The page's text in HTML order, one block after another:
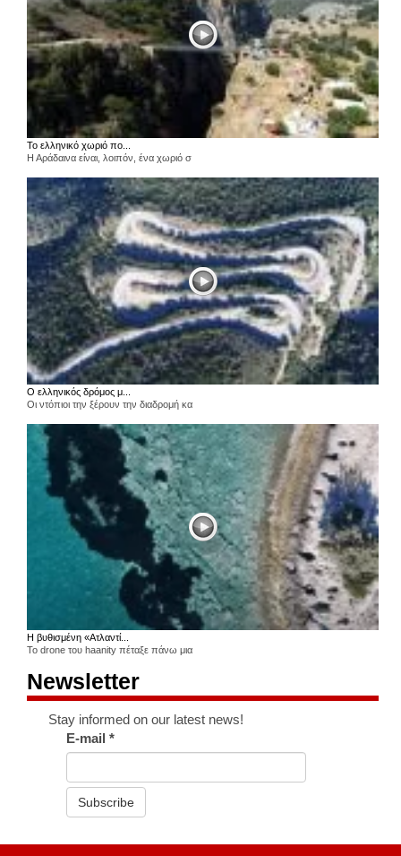
Το ελληνικό χωριό πο...
Η Αράδαινα είναι, λοιπόν, ένα χωριό σ
Ο ελληνικός δρόμος μ...
Οι ντόπιοι την ξέρουν την διαδρομή κα
Η βυθισμένη «Ατλαντί...
Το drone του haanity πέταξε πάνω μια
Newsletter
Stay informed on our latest news!
E-mail*
Subscribe